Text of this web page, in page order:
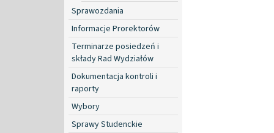
Sprawozdania
Informacje Prorektorów
Terminarze posiedzeń i
składy Rad Wydziałów
Dokumentacja kontroli i
raporty
Wybory
Sprawy Studenckie